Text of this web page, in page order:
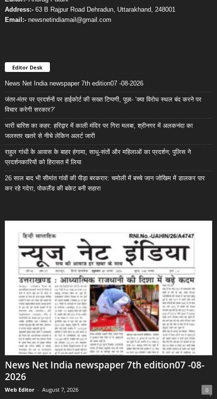
Address:- 63 B Rajpur Road Dehradun, Uttarakhand, 248001
Email:- newsnetindiamail@gmail.com
Editor Desk
News Net India newspaper 7th edition07 -08-2026
जंतर-मंतर पर प्रदर्शनों पर हाईकोर्ट की सख्त टिप्पणी, पूछा- ‘क्या विरोध स्थल बंद करने पर
विचार करेगी सरकार?’
भारी बारिश का कहर: हरिद्वार में काली मंदिर पर गिरा मलबा, श्रीनगर में अलकनंदा का
जलस्तर खतरे से नीचे लेकिन अलर्ट जारी
राहुल गांधी के आवास के बाहर हंगामा, साधु-संतों और महिलाओं का प्रदर्शन; पुलिस ने
प्रदर्शनकारियों को हिरासत में लिया
26 साल बाद भी सीमांत गांवों की पीड़ा बरकरार: चमोली में बच्चे जान जोखिम में डालकर पार
कर रहे गदेरा, पोकलैंड की बकेट बनी सहारा
News Net India newspaper 7th edition07 -08-
2026
Web Editor - August 7, 2026 0